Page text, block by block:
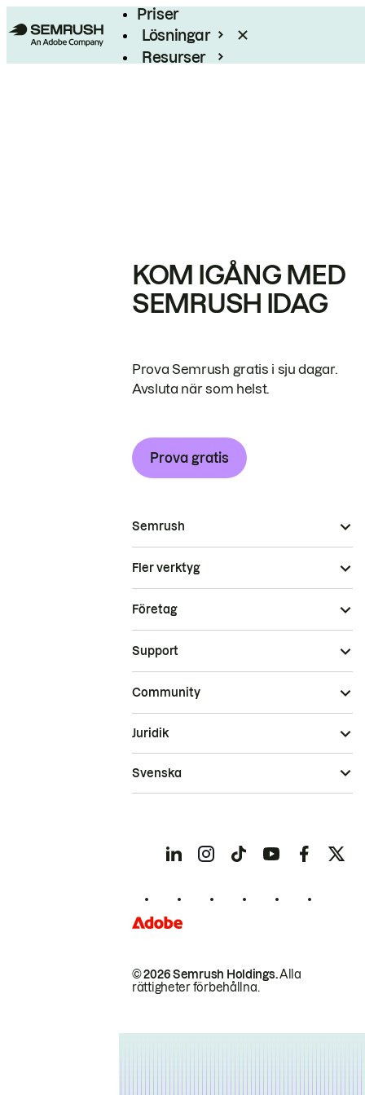
Priser
Lösningar
Resurser
KOM IGÅNG MED
SEMRUSH IDAG
Prova Semrush gratis i sju dagar.
Avsluta när som helst.
Prova gratis
Semrush
Fler verktyg
Företag
Support
Community
© 2026 Semrush Holdings.Alla
rättigheter förbehållna.
Juridik
Svenska